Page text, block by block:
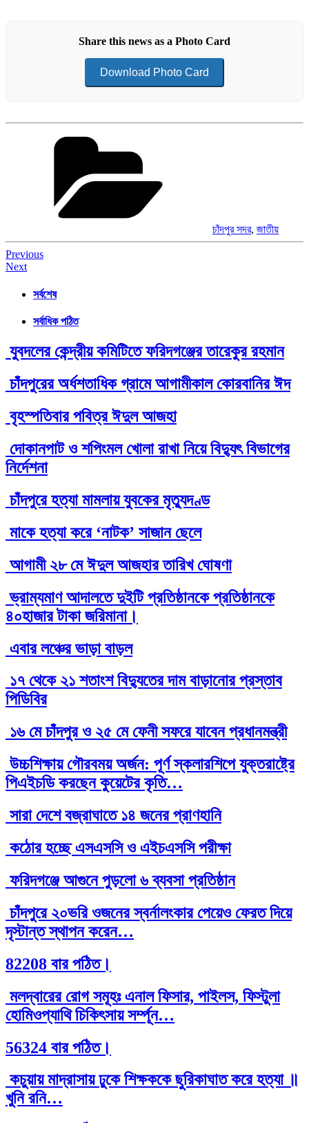
Share this news as a Photo Card
Download Photo Card
চাঁদপুর সদর, জাতীয়
Post
navigation
Previous
Next
সর্বশেষ
সর্বাধিক পঠিত
যুবদলের কেন্দ্রীয় কমিটিতে ফরিদগঞ্জের তারেকুর রহমান
চাঁদপুরের অর্ধশতাধিক গ্রামে আগামীকাল কোরবানির ঈদ
বৃহস্পতিবার পবিত্র ঈদুল আজহা
দোকানপাট ও শপিংমল খোলা রাখা নিয়ে বিদ্যুৎ বিভাগের
নির্দেশনা
চাঁদপুরে হত্যা মামলায় যুবকের মৃত্যুদণ্ড
মাকে হত্যা করে ‘নাটক’ সাজান ছেলে
আগামী ২৮ মে ঈদুল আজহার তারিখ ঘোষণা
ভ্রাম্যমাণ আদালতে দুইটি প্রতিষ্ঠানকে প্রতিষ্ঠানকে
৪০হাজার টাকা জরিমানা।
এবার লঞ্চের ভাড়া বাড়ল
১৭ থেকে ২১ শতাংশ বিদ্যুতের দাম বাড়ানোর প্রস্তাব
পিডিবির
১৬ মে চাঁদপুর ও ২৫ মে ফেনী সফরে যাবেন প্রধানমন্ত্রী
উচ্চশিক্ষায় গৌরবময় অর্জন: পূর্ণ স্কলারশিপে যুক্তরাষ্ট্রে
পিএইচডি করছেন কুয়েটের কৃতি…
সারা দেশে বজ্রাঘাতে ১৪ জনের প্রাণহানি
কঠোর হচ্ছে এসএসসি ও এইচএসসি পরীক্ষা
ফরিদগঞ্জে আগুনে পুড়লো ৬ ব্যবসা প্রতিষ্ঠান
চাঁদপুরে ২০ভরি ওজনের স্বর্নালংকার পেয়েও ফেরত দিয়ে
দৃস্টান্ত স্থাপন করেন…
82208 বার পঠিত।
মলদ্বারের রোগ সমূহঃ এনাল ফিসার, পাইলস, ফিস্টুলা
হোমিওপ্যাথি চিকিৎসায় সর্ম্পূন…
56324 বার পঠিত।
কচুয়ায় মাদ্রাসায় ঢুকে শিক্ষককে ছুরিকাঘাত করে হত্যা ॥
খুনি রনি…